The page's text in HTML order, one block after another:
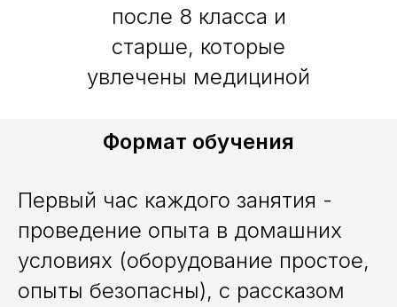
после 8 класса и
старше, которые
увлечены медициной
Формат обучения
Первый час каждого занятия -
проведение опыта в домашних
условиях (оборудование простое,
опыты безопасны), с рассказом